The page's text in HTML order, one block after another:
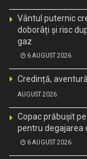
Vântul puternic
doborâți și risc
gaz
6 AUGUST 2026
Credință,
AUGUST 2026
Copac prăbușit
pentru degajarea
6 AUGUST 2026